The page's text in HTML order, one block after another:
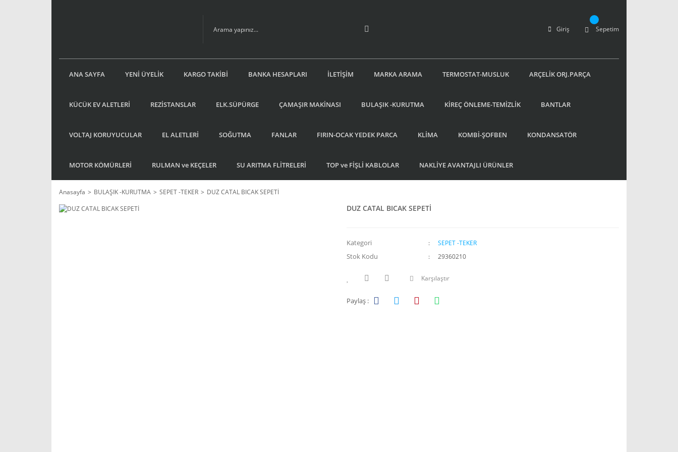
Giriş Sepetim
ANA SAYFA YENİ ÜYELİK KARGO TAKİBİ BANKA HESAPLARI İLETİŞİM MARKA ARAMA TERMOSTAT-MUSLUK ARÇELİK ORJ.PARÇA
KÜCÜK EV ALETLERİ REZİSTANSLAR ELK.SÜPÜRGE ÇAMAŞIR MAKİNASI BULAŞIK -KURUTMA KİREÇ ÖNLEME-TEMİZLİK BANTLAR
VOLTAJ KORUYUCULAR EL ALETLERİ SOĞUTMA FANLAR FIRIN-OCAK YEDEK PARCA KLİMA KOMBİ-ŞOFBEN KONDANSATÖR
MOTOR KÖMÜRLERİ RULMAN ve KEÇELER SU ARITMA FLİTRELERİ TOP ve FİŞLİ KABLOLAR NAKLİYE AVANTAJLI ÜRÜNLER
Anasayfa BULAŞIK -KURUTMA SEPET -TEKER DUZ CATAL BICAK SEPETİ
DUZ CATAL BICAK SEPETİ
Kategori SEPET -TEKER
Stok Kodu 29360210
Karşılaştır
Paylaş :